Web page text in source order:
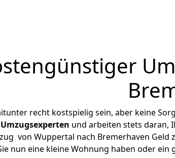
recht kostspielig sein, aber keine
und arbeiten stets daran,
von Wuppertal nach Bremerhaven
nun eine kleine Wohnung haben oder